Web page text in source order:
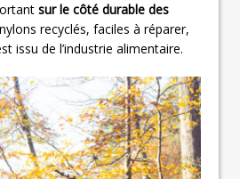
sur le côté durable des
recyclés, faciles à réparer,
issu de l’industrie alimentaire.